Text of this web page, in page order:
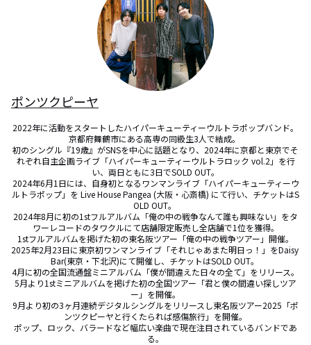
ポンツクピーヤ
2022年に活動をスタートしたハイパーキューティーウルトラポップバンド。
京都府舞鶴市にある高専の同級生3人で結成。
初のシングル『19歳』がSNSを中心に話題となり、2024年に京都と東京でそ
れぞれ自主企画ライブ「ハイパーキューティーウルトラロック vol.2」を行
い、両日ともに3日でSOLD OUT。
2024年6月1日には、自身初となるワンマンライブ「ハイパーキューティーウ
ルトラポップ」を Live House Pangea (大阪・心斎橋) にて行い、チケットはS
OLD OUT。
2024年8月に初の1stフルアルバム「俺の中の戦争なんて誰も興味ない」をタ
ワーレコードのタワクルにて店舗限定販売し全店舗で1位を獲得。
1stフルアルバムを掲げた初の東名阪ツアー「俺の中の戦争ツアー」開催。
2025年2月23日に東京初ワンマンライブ「それじゃあまた明日っ！」をDaisy
Bar(東京・下北沢)にて開催し、チケットはSOLD OUT。
4月に初の全国流通盤ミニアルバム「僕が間違えた日々の全て」をリリース。
5月より1stミニアルバムを掲げた初の全国ツアー「君と僕の間違い探しツア
ー」を開催。
9月より初の3ヶ月連続デジタルシングルをリリースし東名阪ツアー2025「ポ
ンツクピーヤと行くたられば感傷旅行」を開催。
ポップ、ロック、バラードなど幅広い楽曲で現在注目されているバンドであ
る。